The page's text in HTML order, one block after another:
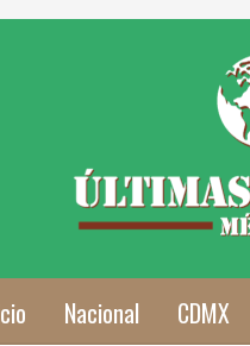
Nacional CDMX